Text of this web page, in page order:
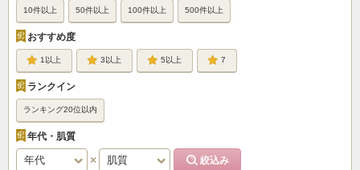
10件以上 50件以上 100件以上 500件以上
おすすめ度
1 3 5 7
ランクイン
ランキング20位以内
年代・肌質